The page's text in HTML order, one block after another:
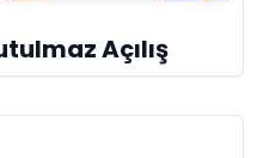
Açılış